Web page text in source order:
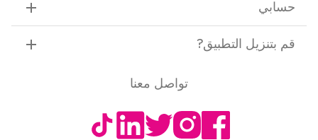
حسابي
قم بتنزيل التطبيق?
تواصل معنا